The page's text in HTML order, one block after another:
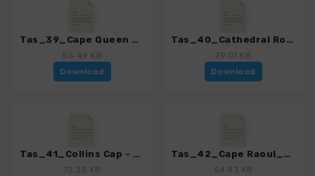
Tas_39_Cape Queen Elizabeth_4368_2.gpx
55.49 KB
Download
Tas_40_Cathedral Rock - Mount Montagu - Wellington Falls Lookout_4368_2.gpx
79.01 KB
Download
Tas_41_Collins Cap - Trestle Mountain - Collins Bonnet_4368_2.gpx
73.25 KB
Tas_42_Cape Raoul_4368_2.gpx
54.93 KB